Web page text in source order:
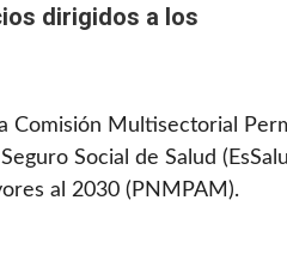
dirigidos a los
Comisión Multisectorial
Social de Salud
al 2030 (PNMPAM).